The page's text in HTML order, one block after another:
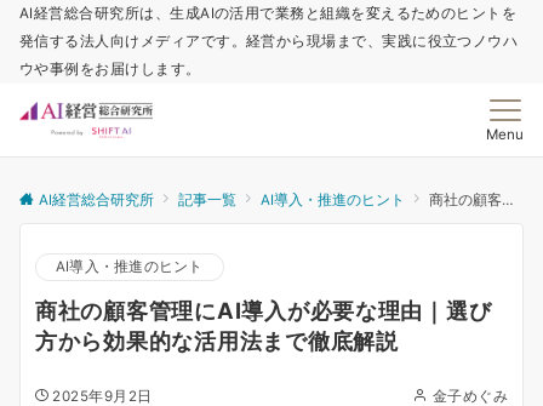
AI経営総合研究所は、生成AIの活用で業務と組織を変えるためのヒントを
発信する法人向けメディアです。経営から現場まで、実践に役立つノウハ
ウや事例をお届けします。
Menu
AI経営総合研究所 記事一覧 AI導入・推進のヒント 商社の顧客管理にAI導入が必要な理由｜選び方から効果的な活用法まで徹底解説
AI導入・推進のヒント
商社の顧客管理にAI導入が必要な理由｜選び
方から効果的な活用法まで徹底解説
2025年9月2日 金子めぐみ